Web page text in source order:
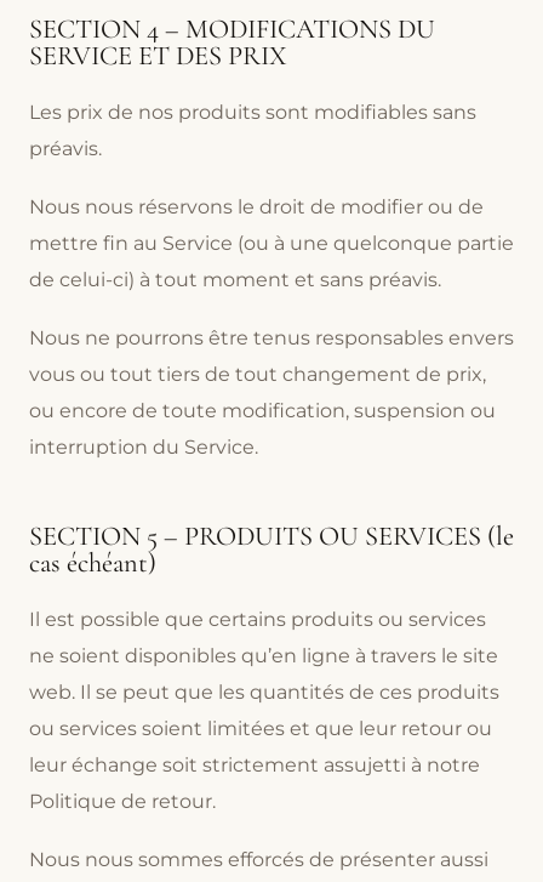
SECTION 4 – MODIFICATIONS DU
SERVICE ET DES PRIX
Les prix de nos produits sont modifiables sans
préavis.
Nous nous réservons le droit de modifier ou de
mettre fin au Service (ou à une quelconque partie
de celui-ci) à tout moment et sans préavis.
Nous ne pourrons être tenus responsables envers
vous ou tout tiers de tout changement de prix,
ou encore de toute modification, suspension ou
interruption du Service.
SECTION 5 – PRODUITS OU SERVICES (le
cas échéant)
Il est possible que certains produits ou services
ne soient disponibles qu’en ligne à travers le site
web. Il se peut que les quantités de ces produits
ou services soient limitées et que leur retour ou
leur échange soit strictement assujetti à notre
Politique de retour.
Nous nous sommes efforcés de présenter aussi